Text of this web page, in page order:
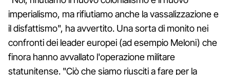
imperialismo, ma rifiutiamo anche la vassalizzazione e
il disfattismo", ha avvertito. Una sorta di monito nei
confronti dei leader europei (ad esempio Meloni) che
finora hanno avvallato l'operazione militare
statunitense. "Ciò che siamo riusciti a fare per la